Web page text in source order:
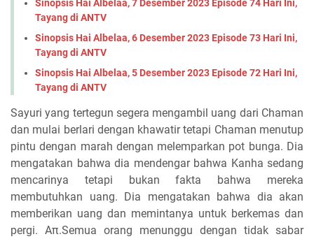
Sinopsis Hai Albelaa, 7 Desember 2023 Episode 74 Hari Ini,
Tayang di ANTV
Sinopsis Hai Albelaa, 6 Desember 2023 Episode 73 Hari Ini,
Tayang di ANTV
Sinopsis Hai Albelaa, 5 Desember 2023 Episode 72 Hari Ini,
Tayang di ANTV
Sayuri yang tertegun segera mengambil uang dari Chaman
dan mulai berlari dengan khawatir tetapi Chaman menutup
pintu dengan marah dengan melemparkan pot bunga. Dia
mengatakan bahwa dia mendengar bahwa Kanha sedang
mencarinya tetapi bukan fakta bahwa mereka
membutuhkan uang. Dia mengatakan bahwa dia akan
memberikan uang dan memintanya untuk berkemas dan
pergi. Aπ.Semua orang menunggu dengan tidak sabar